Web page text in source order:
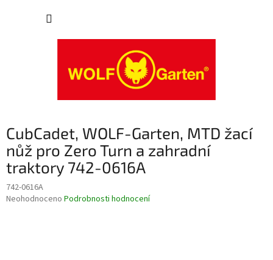
CubCadet, WOLF-Garten, MTD žací
nůž pro Zero Turn a zahradní
traktory 742-0616A
742-0616A
Průměrné
Neohodnoceno Podrobnosti hodnocení